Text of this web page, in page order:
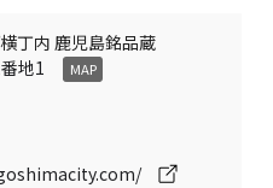
丁内 鹿児島銘品蔵
地1
MAP